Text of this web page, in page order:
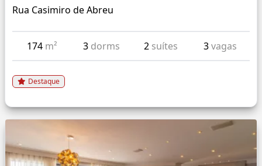
Rua Casimiro de Abreu
174 m² 3 dorms 2 suítes 3vagas
Destaque